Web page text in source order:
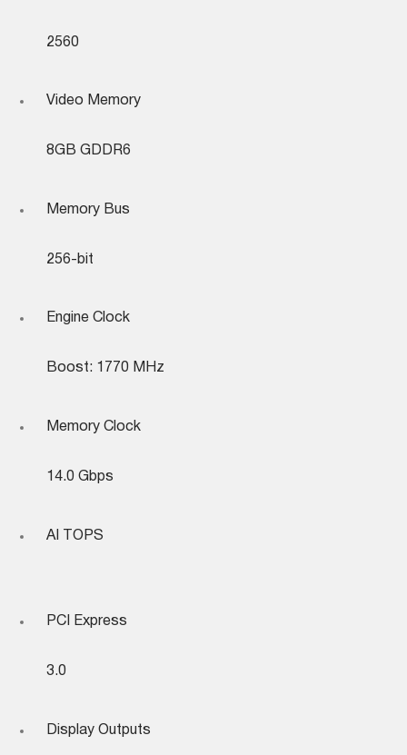
2560
Video Memory
8GB GDDR6
Memory Bus
256-bit
Engine Clock
Boost: 1770 MHz
Memory Clock
14.0 Gbps
AI TOPS
PCI Express
3.0
Display Outputs